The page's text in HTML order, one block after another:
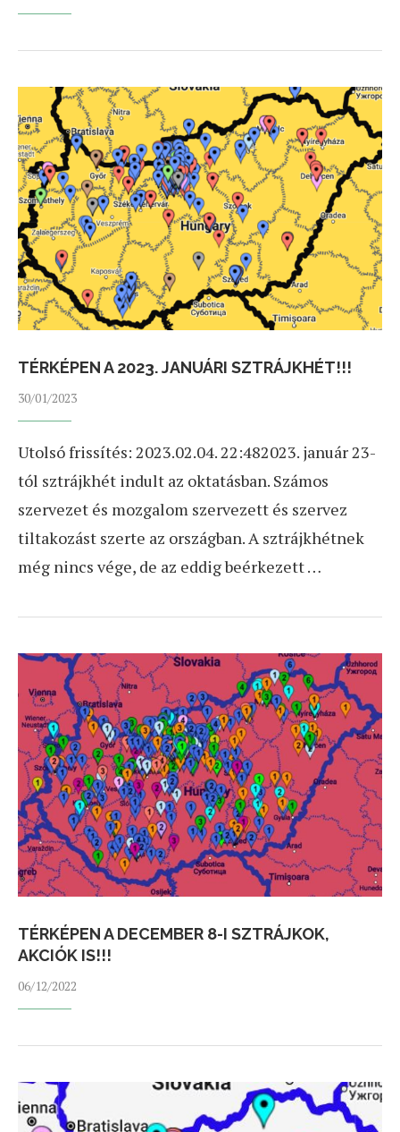
TÉRKÉPEN A 2023. JANUÁRI SZTRÁJKHÉT!!!
30/01/2023
Utolsó frissítés: 2023.02.04. 22:482023. január 23-
tól sztrájkhét indult az oktatásban. Számos
szervezet és mozgalom szervezett és szervez
tiltakozást szerte az országban. A sztrájkhétnek
még nincs vége, de az eddig beérkezett …
TÉRKÉPEN A DECEMBER 8-I SZTRÁJKOK,
AKCIÓK IS!!!
06/12/2022